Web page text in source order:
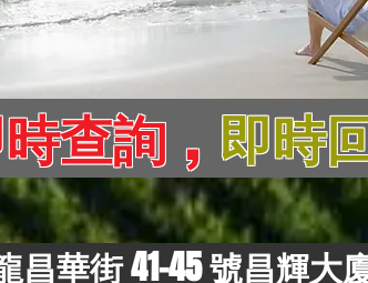
查詢 , 即時
昌華街 41-45 號昌輝大